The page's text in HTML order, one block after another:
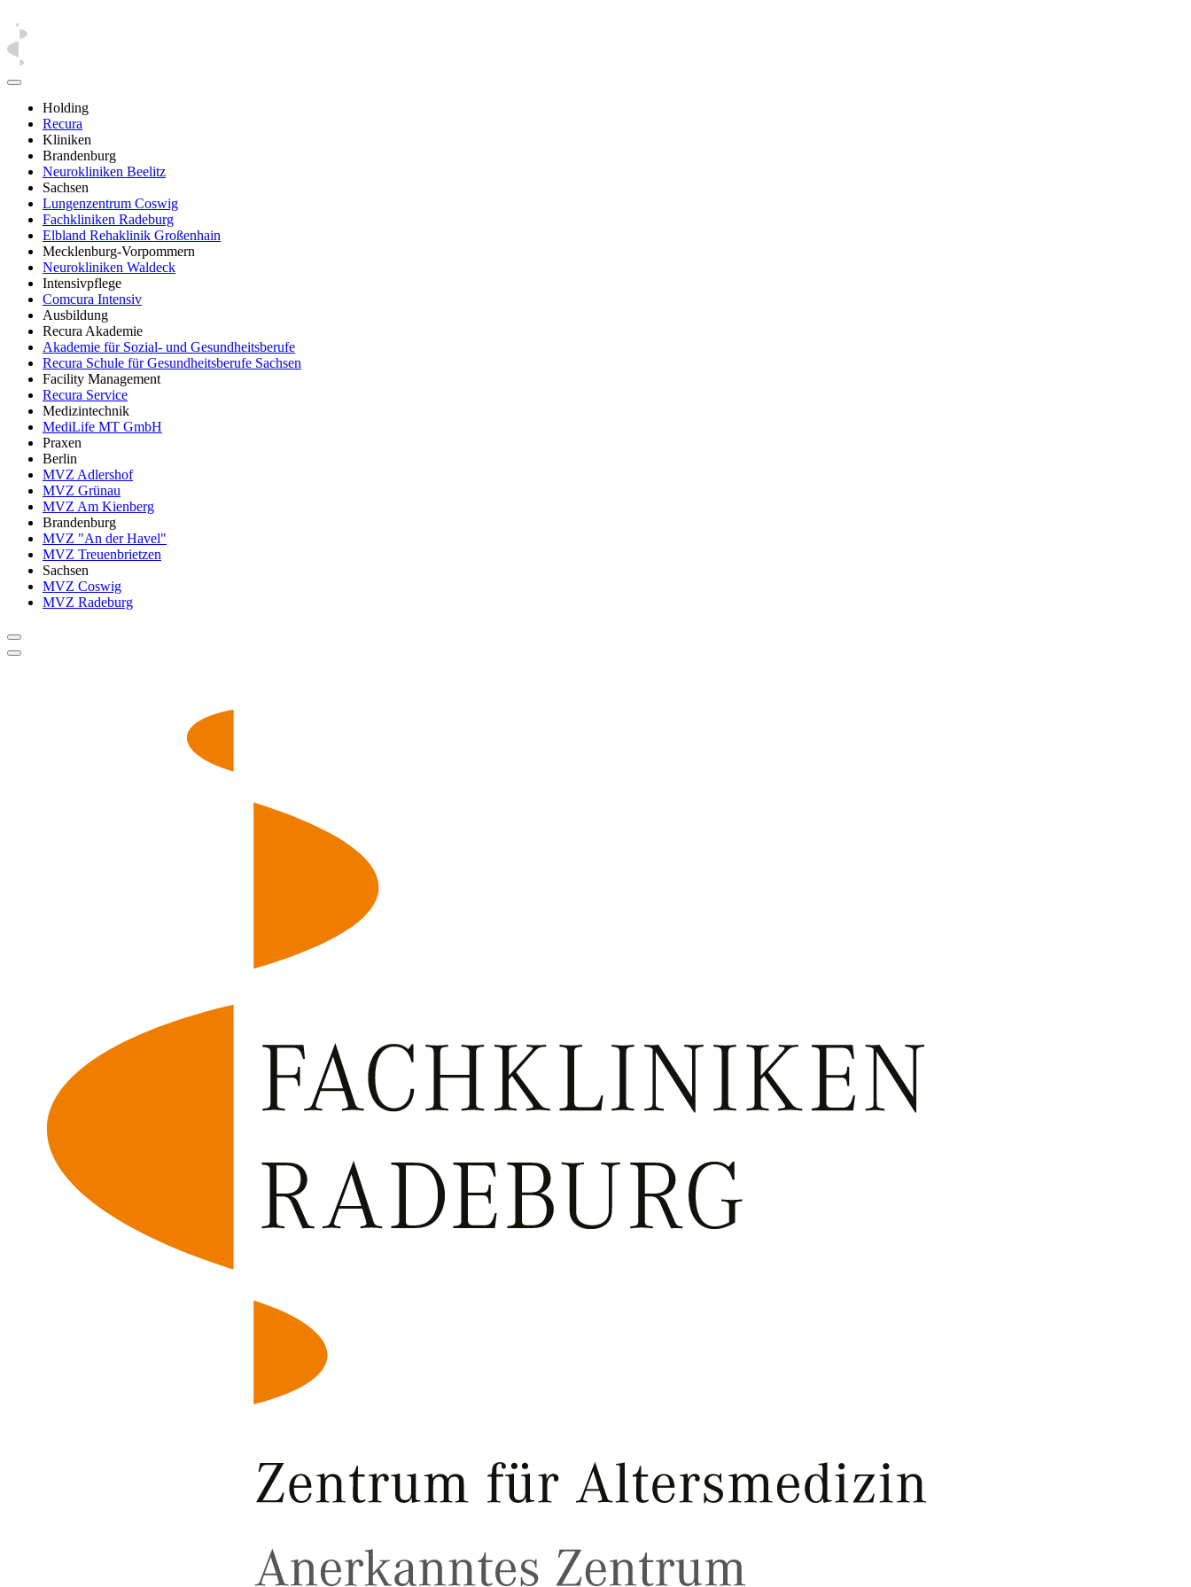
Holding
Recura
Kliniken
Brandenburg
Neurokliniken Beelitz
Sachsen
Lungenzentrum Coswig
Fachkliniken Radeburg
Elbland Rehaklinik Großenhain
Mecklenburg-Vorpommern
Neurokliniken Waldeck
Intensivpflege
Comcura Intensiv
Ausbildung
Recura Akademie
Akademie für Sozial- und Gesundheitsberufe
Recura Schule für Gesundheitsberufe Sachsen
Facility Management
Recura Service
Medizintechnik
MediLife MT GmbH
Praxen
Berlin
MVZ Adlershof
MVZ Grünau
MVZ Am Kienberg
Brandenburg
MVZ "An der Havel"
MVZ Treuenbrietzen
Sachsen
MVZ Coswig
MVZ Radeburg